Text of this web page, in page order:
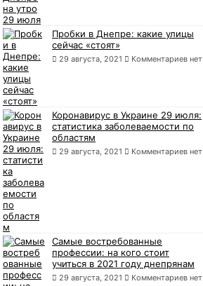
Пробки в Днепре: какие улицы
сейчас «стоят»
29 августа, 2021 Комментариев нет
Коронавирус в Украине 29 июля:
статистика заболеваемости по
областям
29 августа, 2021 Комментариев нет
Самые востребованные
профессии: на кого стоит
учиться в 2021 году днепрянам
29 августа, 2021 Комментариев нет